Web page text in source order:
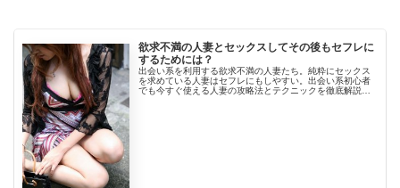
欲求不満の人妻とセックスしてその後もセフレに
するためには？
出会い系を利用する欲求不満の人妻たち。純粋にセックス
を求めている人妻はセフレにもしやすい。出会い系初心者
でも今すぐ使える人妻の攻略法とテクニックを徹底解説し